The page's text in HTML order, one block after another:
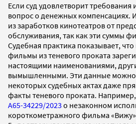
Если суд удовлетворит требования
вопрос о денежных компенсациях.
из заработков кинотеатров от
обслуживания, так как эти суммы
Судебная практика показывает,
фильмы из теневого проката
настоящими наименованиями,
вымышленными. Эти данные можно
некоторых судебных актах даже
факты теневого проката.
А65-34229/2023 о незаконном
короткометражного фильма